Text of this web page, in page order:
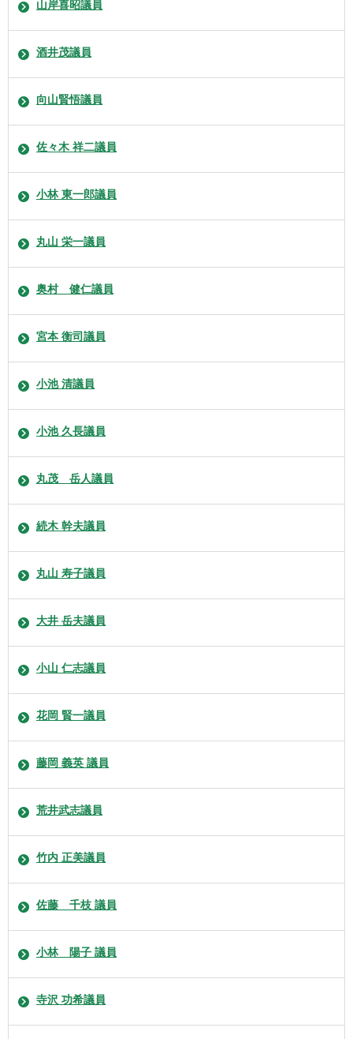
山岸喜昭議員
酒井茂議員
向山賢悟議員
佐々木 祥二議員
小林 東一郎議員
丸山 栄一議員
奥村 健仁議員
宮本 衡司議員
小池 清議員
小池 久長議員
丸茂 岳人議員
続木 幹夫議員
丸山 寿子議員
大井 岳夫議員
小山 仁志議員
花岡 賢一議員
藤岡 義英 議員
荒井武志議員
竹内 正美議員
佐藤 千枝 議員
小林 陽子 議員
寺沢 功希議員